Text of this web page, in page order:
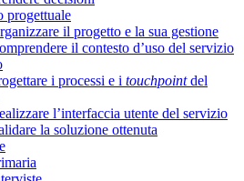
progettuale
il progetto e la sua gestione
il contesto d’uso del servizio
i processi e i touchpointdel
l’interfaccia utente del servizio
la soluzione ottenuta